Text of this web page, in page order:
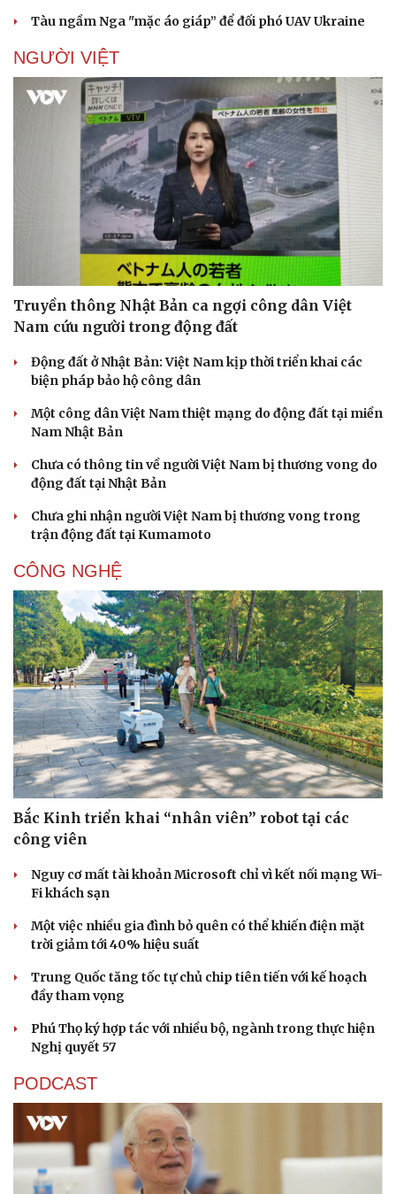
Thông tin doanh nghiệp
Doanh nghiệp 24h
Doanh nhân
Vì cộng đồng
Sành điệu
Tin Công nghệ
Trải nghiệm
Chuyển đổi số
Tàu ngầm Nga "mặc áo giáp” để đối phó UAV Ukraine
NGƯỜI VIỆT
Truyền thông Nhật Bản ca ngợi công dân Việt
Nam cứu người trong động đất
Động đất ở Nhật Bản: Việt Nam kịp thời triển khai các
biện pháp bảo hộ công dân
Một công dân Việt Nam thiệt mạng do động đất tại miền
Nam Nhật Bản
Chưa có thông tin về người Việt Nam bị thương vong do
động đất tại Nhật Bản
Chưa ghi nhận người Việt Nam bị thương vong trong
trận động đất tại Kumamoto
CÔNG NGHỆ
Bắc Kinh triển khai “nhân viên” robot tại các
công viên
Nguy cơ mất tài khoản Microsoft chỉ vì kết nối mạng Wi-
Fi khách sạn
Một việc nhiều gia đình bỏ quên có thể khiến điện mặt
trời giảm tới 40% hiệu suất
Trung Quốc tăng tốc tự chủ chip tiên tiến với kế hoạch
đầy tham vọng
Phú Thọ ký hợp tác với nhiều bộ, ngành trong thực hiện
Nghị quyết 57
PODCAST